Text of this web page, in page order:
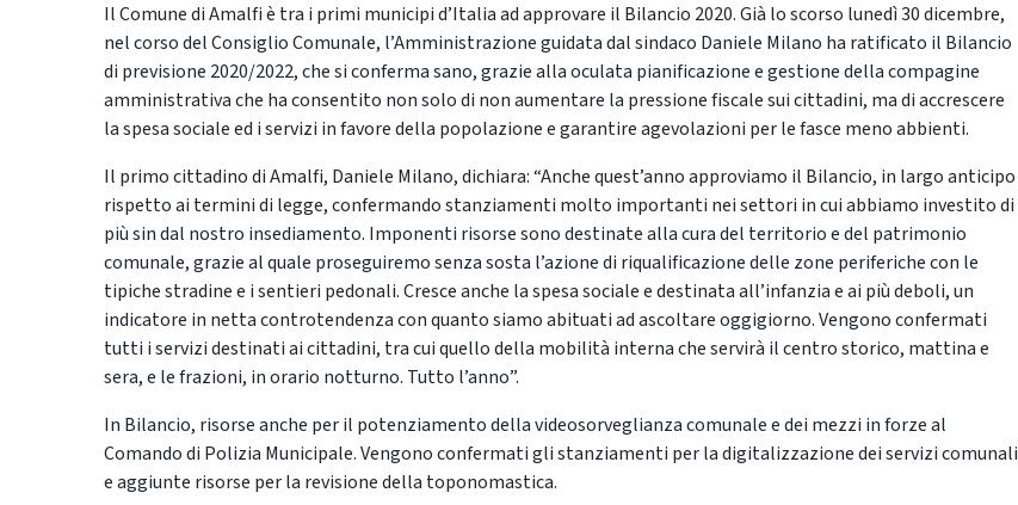
Il Comune di Amalfi è tra i primi municipi d’Italia ad approvare il Bilancio 2020. Già lo scorso lunedì 30 dicembre,
nel corso del Consiglio Comunale, l’Amministrazione guidata dal sindaco Daniele Milano ha ratificato il Bilancio
di previsione 2020/2022, che si conferma sano, grazie alla oculata pianificazione e gestione della compagine
amministrativa che ha consentito non solo di non aumentare la pressione fiscale sui cittadini, ma di accrescere
la spesa sociale ed i servizi in favore della popolazione e garantire agevolazioni per le fasce meno abbienti.
Il primo cittadino di Amalfi, Daniele Milano, dichiara: “Anche quest’anno approviamo il Bilancio, in largo anticipo
rispetto ai termini di legge, confermando stanziamenti molto importanti nei settori in cui abbiamo investito di
più sin dal nostro insediamento. Imponenti risorse sono destinate alla cura del territorio e del patrimonio
comunale, grazie al quale proseguiremo senza sosta l’azione di riqualificazione delle zone periferiche con le
tipiche stradine e i sentieri pedonali. Cresce anche la spesa sociale e destinata all’infanzia e ai più deboli, un
indicatore in netta controtendenza con quanto siamo abituati ad ascoltare oggigiorno. Vengono confermati
tutti i servizi destinati ai cittadini, tra cui quello della mobilità interna che servirà il centro storico, mattina e
sera, e le frazioni, in orario notturno. Tutto l’anno”.
In Bilancio, risorse anche per il potenziamento della videosorveglianza comunale e dei mezzi in forze al
Comando di Polizia Municipale. Vengono confermati gli stanziamenti per la digitalizzazione dei servizi comunali
e aggiunte risorse per la revisione della toponomastica.